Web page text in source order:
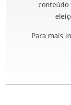
conteúdo
Para mais